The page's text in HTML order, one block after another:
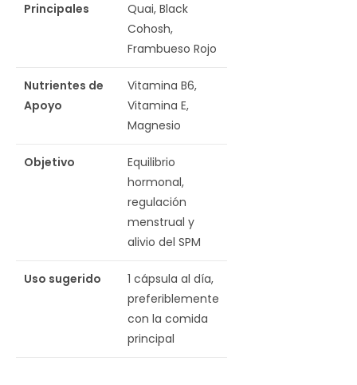
Principales
Quai, Black
Cohosh,
Frambueso Rojo
Nutrientes de
Apoyo
Vitamina B6,
Vitamina E,
Magnesio
Objetivo
Equilibrio
hormonal,
regulación
menstrual y
alivio del SPM
Uso sugerido
1 cápsula al día,
preferiblemente
con la comida
principal